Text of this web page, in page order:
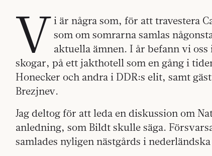
V i är några som, för att travestera
som om somrarna samlas
aktuella ämnen. I år befann vi
skogar, på ett jakthotell som en gång i
Honecker och andra i DDR:s elit, samt
Brezjnev.
Jag deltog för att leda en diskussion om
anledning, som Bildt skulle säga.
samlades nyligen nästgårds i